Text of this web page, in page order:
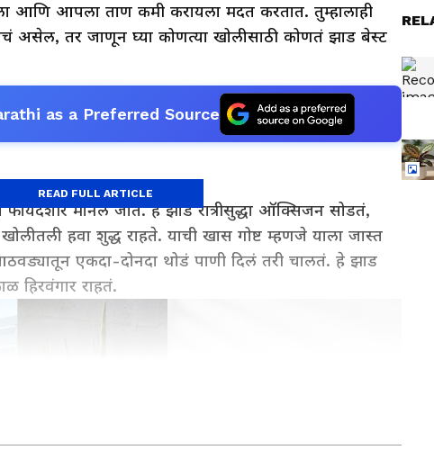
आणि आपला ताण कमी करायला मदत करतात. तुम्हालाही
असेल, तर जाणून घ्या कोणत्या खोलीसाठी कोणतं झाड बेस्ट
as a Preferred Source
मानलं जातं. हे झाड रात्रीसुद्धा ऑक्सिजन सोडतं,
हवा शुद्ध राहते. याची खास गोष्ट म्हणजे याला जास्त
एकदा-दोनदा थोडं पाणी दिलं तरी चालतं. हे झाड
हिरवंगार राहतं.
READ FULL ARTICLE